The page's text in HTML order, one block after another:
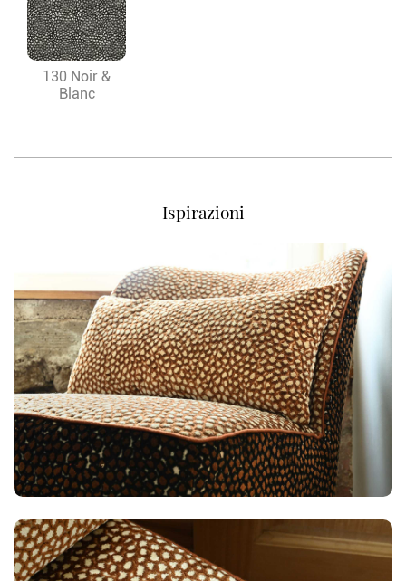
130 Noir &
Blanc
Ispirazioni